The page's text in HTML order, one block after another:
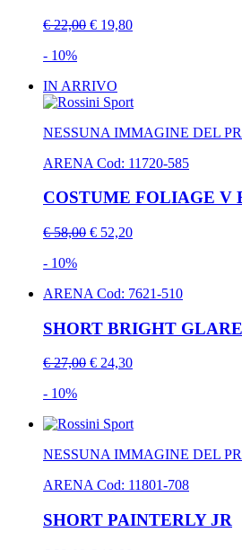
€ 22,00 € 19,80
- 10%
IN ARRIVO
NESSUNA IMMAGINE DEL
ARENA Cod: 11720-585
COSTUME FOLIAGE V
€ 58,00 € 52,20
- 10%
ARENA Cod: 7621-510
SHORT BRIGHT GLARE
€ 27,00 € 24,30
- 10%
NESSUNA IMMAGINE DEL
ARENACod: 11801-708
SHORT PAINTERLY JR